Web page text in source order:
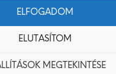
ELFOGADOM
ELUTASÍTOM
MEGTEKINTÉSE
Pólók: Az Identitás És
A
Rendelet És A Biztonsági